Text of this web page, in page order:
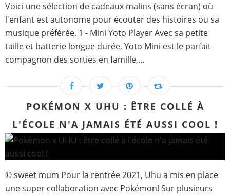
Voici une sélection de cadeaux malins (sans écran) où
l'enfant est autonome pour écouter des histoires ou sa
musique préférée. 1 - Mini Yoto Player Avec sa petite
taille et batterie longue durée, Yoto Mini est le parfait
compagnon des sorties en famille,...
POKÉMON X UHU : ÊTRE COLLÉ À
L'ÉCOLE N'A JAMAIS ÉTÉ AUSSI COOL !
© sweet mum Pour la rentrée 2021, Uhu a mis en place
une super collaboration avec Pokémon! Sur plusieurs